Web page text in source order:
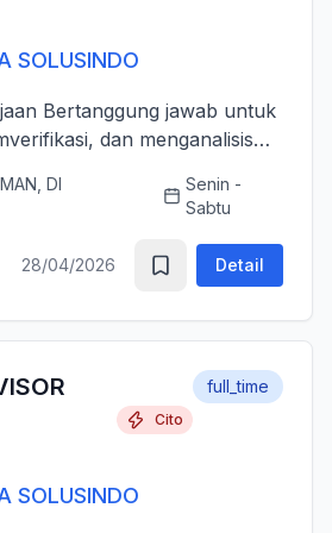
SOLUSINDO
Bertanggung jawab untuk
dan menganalisis
akurat, tepat waktu,
...
DI
Senin -
Sabtu
28/04/2026 Detail
Cito
SOLUSINDO
full_time